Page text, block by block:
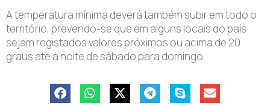
A temperatura mínima deverá também subir em todo o
território, prevendo-se que em alguns locais do país
sejam registados valores próximos ou acima de 20
graus até à noite de sábado para domingo.